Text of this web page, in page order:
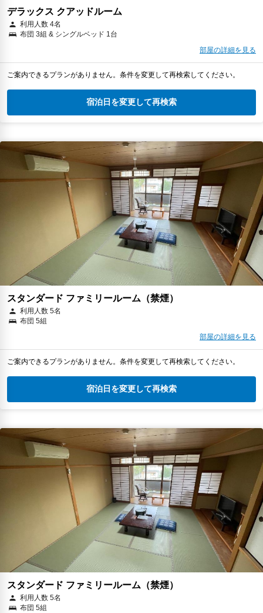
デラックス クアッドルーム
利用人数 4名
布団 3組 & シングルベッド 1台
部屋の詳細を見る
ご案内できるプランがありません。条件を変更して再検索してください。
宿泊日を変更して再検索
スタンダード ファミリールーム（禁煙）
利用人数 5名
布団 5組
部屋の詳細を見る
ご案内できるプランがありません。条件を変更して再検索してください。
宿泊日を変更して再検索
スタンダード ファミリールーム（禁煙）
利用人数 5名
布団 5組